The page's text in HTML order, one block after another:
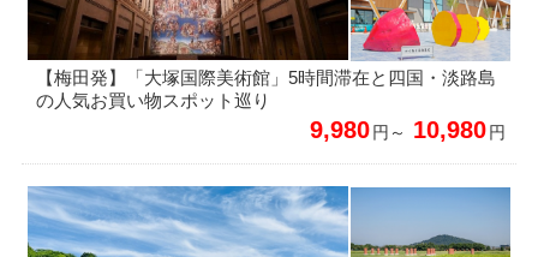
【梅田発】「大塚国際美術館」5時間滞在と四国・淡路島
の人気お買い物スポット巡り
9,980円～ 10,980円